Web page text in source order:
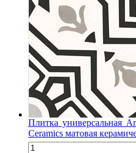
Плитка универсальная
Ceramics матовая